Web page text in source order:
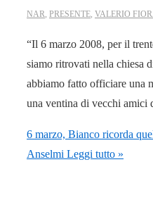
NAR, PRESENTE, VALERIO
“Il 6 marzo 2008, per il
siamo ritrovati nella chiesa
abbiamo fatto officiare una
una ventina di vecchi
6 marzo, Bianco ricorda
Anselmi Leggi tutto »